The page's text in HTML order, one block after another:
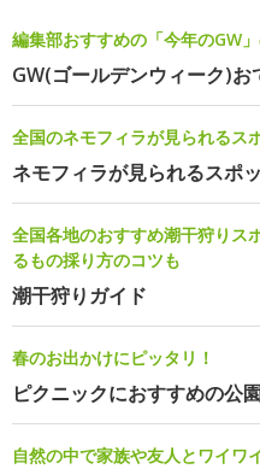
編集部おすすめの「今年のGW
GW(ゴールデンウィーク)お
全国のネモフィラが見られるス
ネモフィラが見られるスポ
全国各地のおすすめ潮干狩りス
るもの採り方のコツも
潮干狩りガイド
春のお出かけにピッタリ！
ピクニックにおすすめの公
自然の中で家族や友人とワイワ